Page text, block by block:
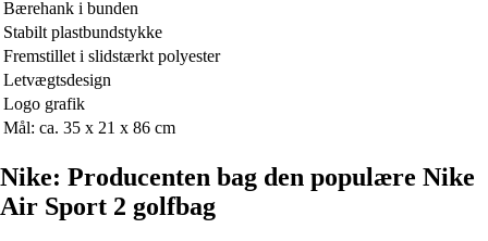
Bærehank i bunden
Stabilt plastbundstykke
Fremstillet i slidstærkt polyester
Letvægtsdesign
Logo grafik
Mål: ca. 35 x 21 x 86 cm
Nike: Producenten bag den populære Nike
Air Sport 2 golfbag